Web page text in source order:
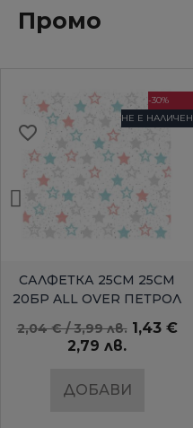
Промо
БЪРЗ ПРЕГЛЕД
-30%
НЕ Е НАЛИЧЕН
САЛФЕТКА 25СМ 25СМ
20БР ALL OVER ПЕТРОЛ
2,04 € / 3,99 лв. 1,43 €
2,79 лв.
ДОБАВИ
favorite_border